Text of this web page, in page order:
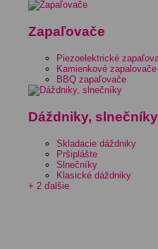
Zapaľovače
Piezoelektrické
Kamienkové zapalovače
BBQ zapaľovače
Dáždniky, slnečníky
Skladacie dáždniky
Pršiplášte
Slnečníky
Klasické dáždniky
+ 2 ďalšie